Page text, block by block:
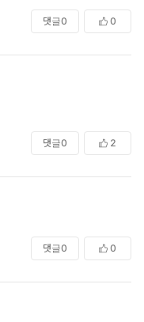
댓글0 0
댓글0 2
댓글0 0